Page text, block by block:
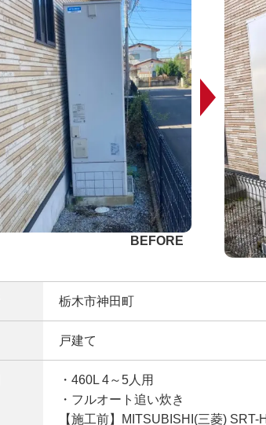
栃木市神田町
戸建て
・460L 4～5人用
・フルオート追い炊き
【施工前】MITSUBISHI(三菱) SRT-